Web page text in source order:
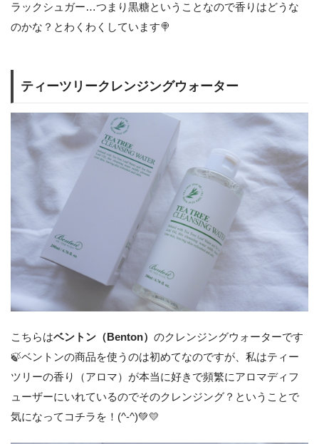
ラックシュガー…つまり黒糖ということなので香りはどうな
のかな？とわくわくしています🍭
ティーツリークレンジングウォーター
こちらはベントン（Benton） のクレンジングウォーターです
🍃ベントンの商品を使うのは初めてなのですが、私はティー
ツリーの香り（アロマ）が本当に好きで頻繁にアロマディフ
ューザーにいれているのでそのクレンジング？ということで
気になってコチラを！(^-^)💚💛